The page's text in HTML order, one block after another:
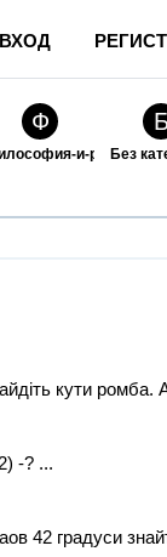
ВХОД
Ф
и-религия
Б
Без
кути ромба.
-? ​...
42 градуси